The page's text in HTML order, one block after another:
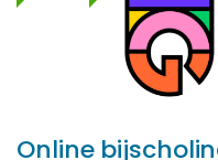
Online